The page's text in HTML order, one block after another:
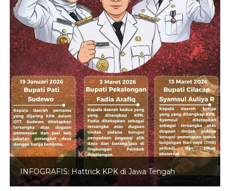
INFOGRAFIS: Hattrick KPK di Jawa Tengah